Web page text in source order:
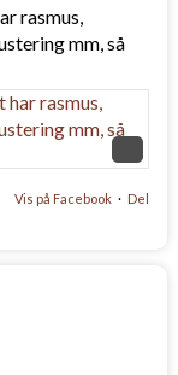
rasmus,
mm, så
Vis på Facebook · Del